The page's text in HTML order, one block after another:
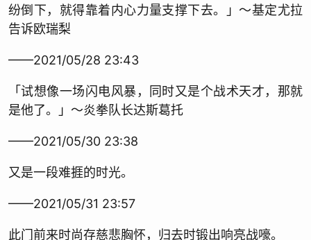
纷倒下，就得靠着内心力量支撑下去。」～基定尤拉
告诉欧瑞梨
——2021/05/28 23:43
「试想像一场闪电风暴，同时又是个战术天才，那就
是他了。」～炎拳队长达斯葛托
——2021/05/30 23:38
又是一段难捱的时光。
——2021/05/31 23:57
此门前来时尚存慈悲胸怀，归去时锻出响亮战嚎。